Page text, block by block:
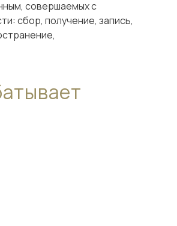
совершаемых с
сбор, получение, запись,